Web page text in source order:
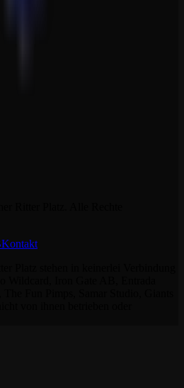
Kontakt